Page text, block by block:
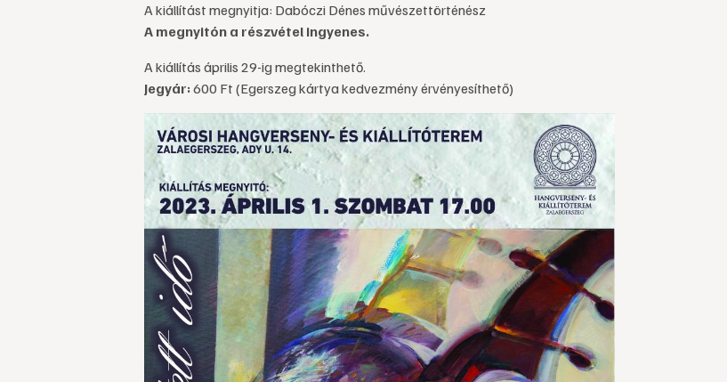
A kiállítást megnyitja: Dabóczi Dénes művészettörténész
A megnyitón a részvétel ingyenes.
A kiállítás április 29-ig megtekinthető.
Jegyár:600 Ft (Egerszeg kártya kedvezmény érvényesíthető)